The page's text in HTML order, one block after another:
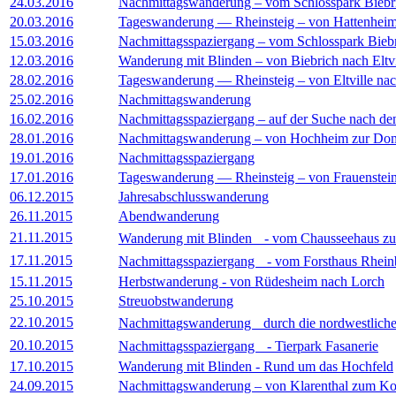
20.03.2016
Tageswanderung — Rheinsteig – von
15.03.2016
Nachmittagsspaziergang – vom Schlosspark
12.03.2016
Wanderung mit Blinden – von Biebrich nach
28.02.2016
Tageswanderung — Rheinsteig – von Eltville
25.02.2016
Nachmittagswanderung
16.02.2016
Nachmittagsspaziergang – auf der Suche nach
28.01.2016
Nachmittagswanderung – von Hochheim zur
19.01.2016
Nachmittagsspaziergang
17.01.2016
Tageswanderung — Rheinsteig – von
06.12.2015
Jahresabschlusswanderung
26.11.2015
Abendwanderung
21.11.2015
Wanderung mit Blinden - vom Chausseehaus
17.11.2015
Nachmittagsspaziergang - vom Forsthaus
15.11.2015
Herbstwanderung - von Rüdesheim nach Lorch
25.10.2015
Streuobstwanderung
22.10.2015
Nachmittagswanderung durch die
20.10.2015
Nachmittagsspaziergang - Tierpark Fasanerie
17.10.2015
Wanderung mit Blinden - Rund um das Hochfeld
24.09.2015
Nachmittagswanderung – von Klarenthal zum